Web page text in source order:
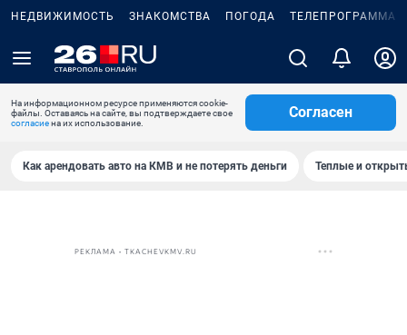
НЕДВИЖИМОСТЬ ЗНАКОМСТВА ПОГОДА ТЕЛЕПРОГРАММА
На информационном ресурсе применяются cookie-
файлы. Оставаясь на сайте, вы подтверждаете свое
согласиена их использование.
Согласен
Как арендовать авто на КМВ и не потерять деньги Теплые и
РЕКЛАМА • TKACHEVKMV.RU